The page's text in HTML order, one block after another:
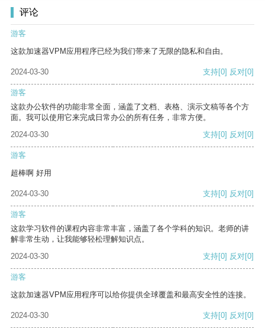
评论
游客
这款加速器VPM应用程序已经为我们带来了无限的隐私和自由。
2024-03-30 支持[0] 反对[0]
游客
这款办公软件的功能非常全面，涵盖了文档、表格、演示文稿等各个方
面。我可以使用它来完成日常办公的所有任务，非常方便。
2024-03-30
支持[0] 反对[0]
游客
超棒啊 好用
2024-03-30 支持[0] 反对[0]
游客
这款学习软件的课程内容非常丰富，涵盖了各个学科的知识。老师的讲
解非常生动，让我能够轻松理解知识点。
2024-03-30
支持[0] 反对[0]
游客
这款加速器VPM应用程序可以给你提供全球覆盖和最高安全性的连接。
2024-03-30 支持[0] 反对[0]